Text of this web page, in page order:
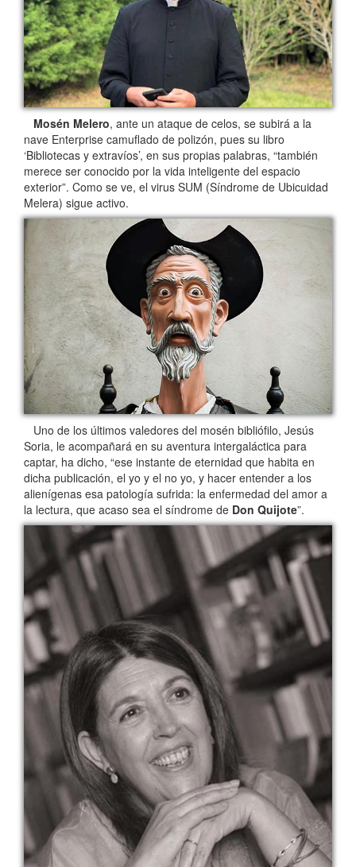
Mosén Melero, ante un ataque de celos, se subirá a la
nave Enterprise camuflado de polizón, pues su libro
‘Bibliotecas y extravíos’, en sus propias palabras, “también
merece ser conocido por la vida inteligente del espacio
exterior”. Como se ve, el virus SUM (Síndrome de Ubicuidad
Melera) sigue activo.
Uno de los últimos valedores del mosén bibliófilo, Jesús
Soria, le acompañará en su aventura intergaláctica para
captar, ha dicho, “ese instante de eternidad que habita en
dicha publicación, el yo y el no yo, y hacer entender a los
alienígenas esa patología sufrida: la enfermedad del amor a
la lectura, que acaso sea el síndrome de Don Quijote”.